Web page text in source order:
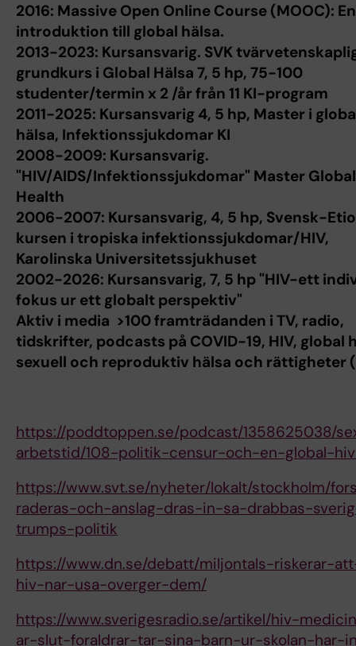
2016: Massive Open Online Course (MOOC): En
introduktion till global hälsa.
2013-2023: Kursansvarig. SVK
grundkurs i Global Hälsa 7, 5 hp, 75-100
studenter/termin x 2 /år från 11 KI-program
2011-2025: Kursansvarig 4, 5 hp, Master i
hälsa, Infektionssjukdomar KI
2008-2009: Kursansvarig.
"HIV/AIDS/Infektionssjukdomar" Master Global
Health
2006-2007: Kursansvarig, 4, 5 hp, Svensk-
kursen i tropiska infektionssjukdomar/HIV,
Karolinska Universitetssjukhuset
2002-2026: Kursansvarig, 7, 5 hp "HIV-ett
fokus ur ett globalt perspektiv"
Aktiv i media >100 framträdanden i TV, radio,
tidskrifter, podcasts på COVID-19, HIV, global
sexuell och reproduktiv hälsa och rättigheter
https://poddtoppen.se/podcast/1358625038/
arbetstid/108-politik-censur-och-en-global-
https://www.svt.se/nyheter/lokalt/stockholm/
raderas-och-anslag-dras-in-sa-drabbas-
trumps-politik
https://www.dn.se/debatt/miljontals-riskerar-
hiv-nar-usa-overger-dem/
https://www.sverigesradio.se/artikel/hiv-
ar-slut-foraldrar-tar-sina-barn-ur-skolan-har-